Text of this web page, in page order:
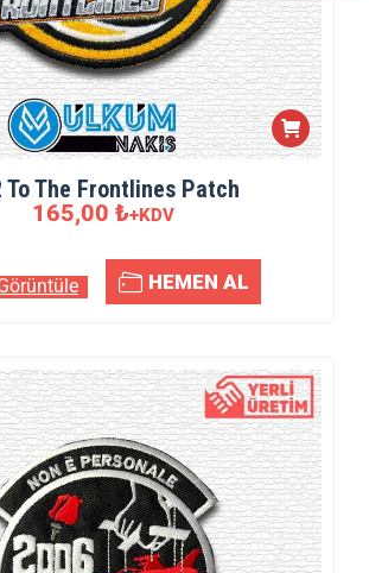
To The Frontlines Patch
165,00 ₺+KDV
HEMEN AL